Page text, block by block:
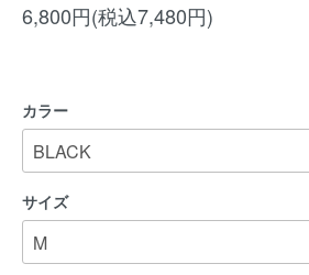
6,800円(税込7,480円)
カラー
サイズ